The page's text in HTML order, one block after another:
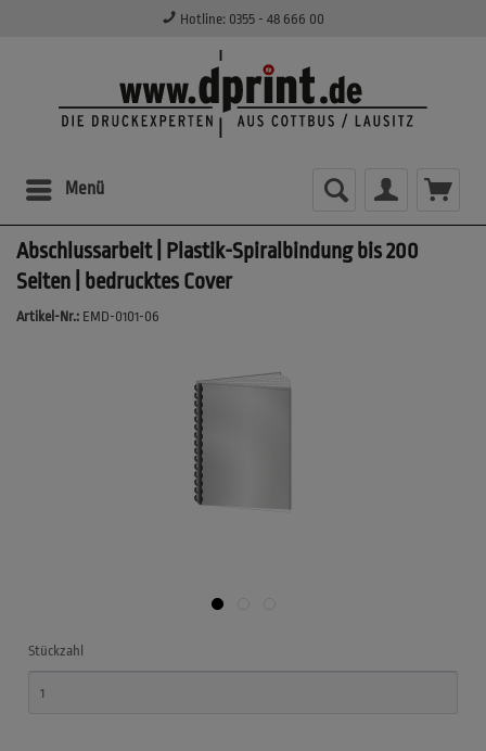
Hotline: 0355 - 48 666 00
Menü
Abschlussarbeit | Plastik-Spiralbindung bis 200
Seiten | bedrucktes Cover
Artikel-Nr.: EMD-0101-06
Stückzahl